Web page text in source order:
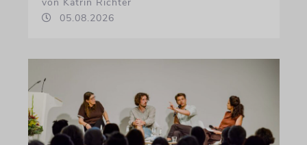
05.08.2026